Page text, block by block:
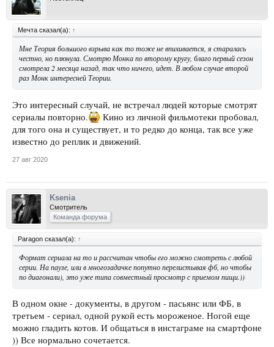
Мечта сказал(а): ↑
Мне Теория большого взрыва как то тоже не впихивается, я старалась
честно, но плюнула. Смотрю Монка по второму кругу, благо первый сезон
смотрела 2 месяца назад, так что ничего, идет. В любом случае второй
раз Монк интересней Теории.
Это интересный случай, не встречал людей которые смотрят
сериалы повторно.
Кино из личной фильмотеки пробовал,
для того она и существует, и то редко до конца, так все уже
известно до реплик и движений.
27 авг 2020
Ksenia
Смотритель
Команда форума
Paragon сказал(а): ↑
Формат сериала на то и рассчитан чтобы его можно смотреть с любой
серии. На паузе, или в многозадачке попутно перелистывая фб, но чтобы
по диагонали), это уже типа совместный просмотр с приемом пищи.))
В одном окне - документы, в другом - пасьянс или ФБ, в
третьем - сериал, одной рукой есть мороженое. Ногой еще
можно гладить котов. И общаться в инстаграме на смартфоне
)) Все нормально сочетается.